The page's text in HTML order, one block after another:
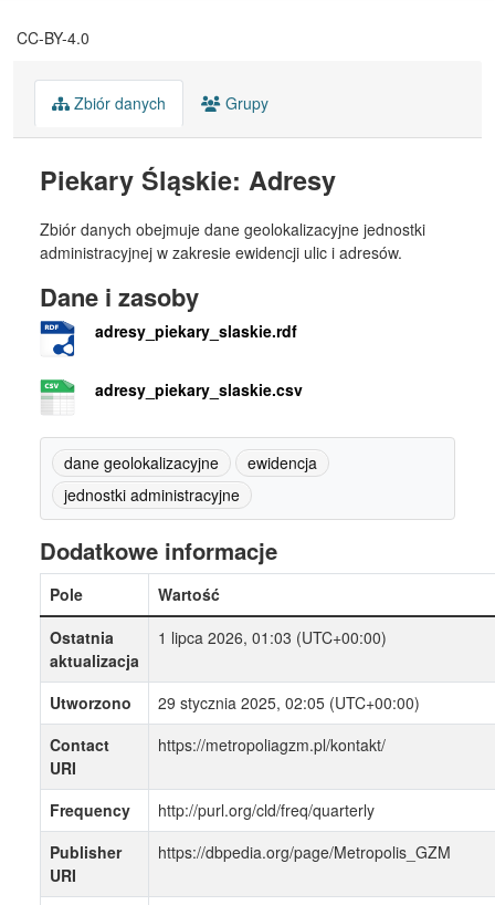
CC-BY-4.0
Zbiór danych Grupy
Piekary Śląskie: Adresy
Zbiór danych obejmuje dane geolokalizacyjne jednostki
administracyjnej w zakresie ewidencji ulic i adresów.
Dane i zasoby
adresy_piekary_slaskie.rdf
adresy_piekary_slaskie.csv
dane geolokalizacyjne
ewidencja
jednostki administracyjne
Dodatkowe informacje
Pole
Wartość
Ostatnia
aktualizacja
1 lipca 2026, 01:03 (UTC+00:00)
Utworzono
29 stycznia 2025, 02:05 (UTC+00:00)
Contact
URI
https://metropoliagzm.pl/kontakt/
Frequency
http://purl.org/cld/freq/quarterly
Publisher
URI
https://dbpedia.org/page/Metropolis_GZM